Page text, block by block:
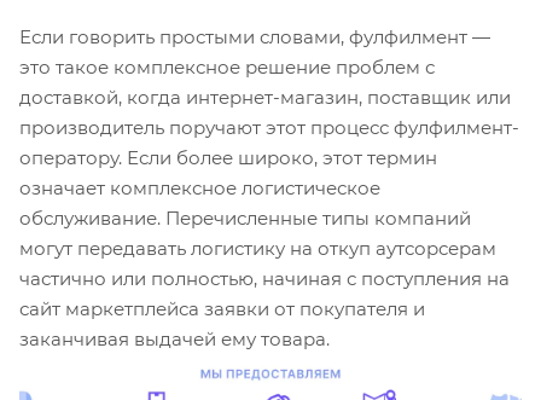
Если говорить простыми словами, фулфилмент —
это такое комплексное решение проблем с
доставкой, когда интернет-магазин, поставщик или
производитель поручают этот процесс фулфилмент-
оператору. Если более широко, этот термин
означает комплексное логистическое
обслуживание. Перечисленные типы компаний
могут передавать логистику на откуп аутсорсерам
частично или полностью, начиная с поступления на
сайт маркетплейса заявки от покупателя и
заканчивая выдачей ему товара.